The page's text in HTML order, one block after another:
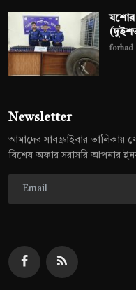
যশোর
forhad
Newsletter
আমাদের সাবস্ক্রাইবার
বিশেষ অফার সরাসরি আপনার